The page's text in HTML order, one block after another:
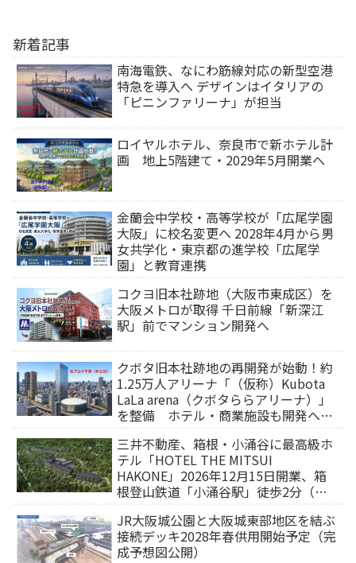
新着記事
南海電鉄、なにわ筋線対応の新型空港
特急を導入へ デザインはイタリアの
「ピニンファリーナ」が担当
ロイヤルホテル、奈良市で新ホテル計
画 地上5階建て・2029年5月開業へ
金蘭会中学校・高等学校が「広尾学園
大阪」に校名変更へ 2028年4月から男
女共学化・東京都の進学校「広尾学
園」と教育連携
コクヨ旧本社跡地（大阪市東成区）を
大阪メトロが取得 千日前線「新深江
駅」前でマンション開発へ
クボタ旧本社跡地の再開発が始動！約
1.25万人アリーナ「（仮称）Kubota
LaLa arena（クボタららアリーナ）」
を整備 ホテル・商業施設も開発へ
三井不動産、箱根・小涌谷に最高級ホ
テル「HOTEL THE MITSUI
HAKONE」2026年12月15日開業、箱
根登山鉄道「小涌谷駅」徒歩2分（旅
JR大阪城公園と大阪城東部地区を結ぶ
接続デッキ2028年春供用開始予定（完
成予想図公開）